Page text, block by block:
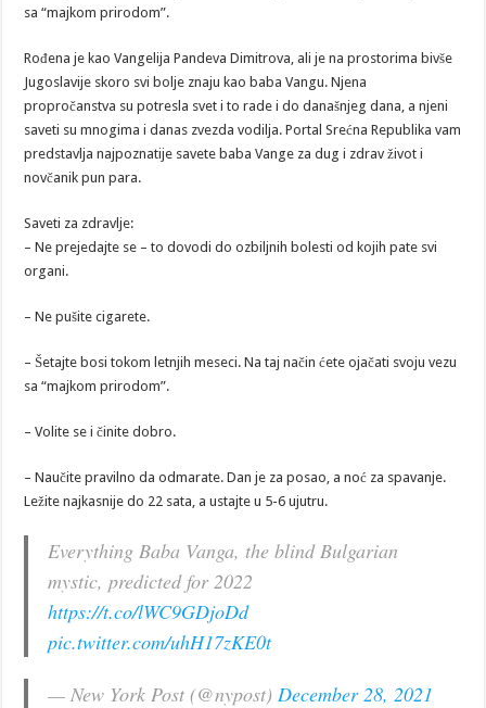
sa “majkom prirodom”.
Rođena je kao Vangelija Pandeva Dimitrova, ali je na prostorima bivše
Jugoslavije skoro svi bolje znaju kao baba Vangu. Njena
propročanstva su potresla svet i to rade i do današnjeg dana, a njeni
saveti su mnogima i danas zvezda vodilja. Portal Srećna Republika vam
predstavlja najpoznatije savete baba Vange za dug i zdrav život i
novčanik pun para.
Saveti za zdravlje:
– Ne prejedajte se – to dovodi do ozbiljnih bolesti od kojih pate svi
organi.
– Ne pušite cigarete.
– Šetajte bosi tokom letnjih meseci. Na taj način ćete ojačati svoju vezu
sa “majkom prirodom”.
– Volite se i činite dobro.
– Naučite pravilno da odmarate. Dan je za posao, a noć za spavanje.
Ležite najkasnije do 22 sata, a ustajte u 5-6 ujutru.
Everything Baba Vanga, the blind Bulgarian
mystic, predicted for 2022
https://t.co/lWC9GDjoDd
pic.twitter.com/uhH17zKE0t
— New York Post (@nypost)December 28, 2021